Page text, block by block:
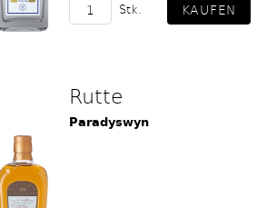
Stk.
Rutte
Paradyswyn